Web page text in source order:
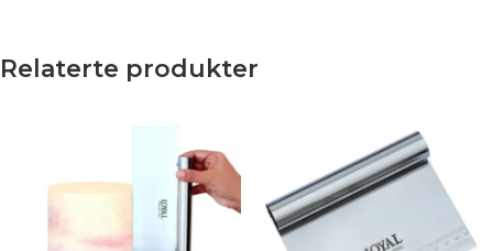
Relaterte produkter